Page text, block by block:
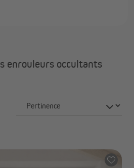
enrouleurs occultants